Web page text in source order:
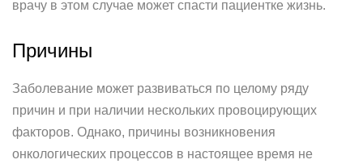
врачу в этом случае может спасти пациентке жизнь.
Причины
Заболевание может развиваться по целому ряду
причин и при наличии нескольких провоцирующих
факторов. Однако, причины возникновения
онкологических процессов в настоящее время не